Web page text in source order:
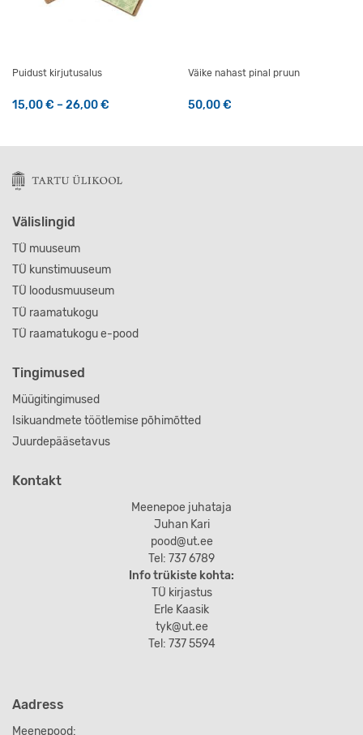
Puidust kirjutusalus
15,00€ – 26,00€ Hinnavahemik: 15,00 € kuni 26,00 €
Väike nahast pinal pruun
50,00€
Välislingid
TÜ muuseum
TÜ kunstimuuseum
TÜ loodusmuuseum
TÜ raamatukogu
TÜ raamatukogu e-pood
Tingimused
Müügitingimused
Isikuandmete töötlemise põhimõtted
Juurdepääsetavus
Kontakt
Meenepoe juhataja
Juhan Kari
pood@ut.ee
Tel: 737 6789
Info trükiste kohta:
TÜ kirjastus
Erle Kaasik
tyk@ut.ee
Tel: 737 5594
Aadress
Meenepood: